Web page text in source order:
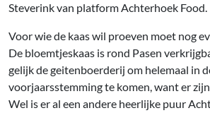
Steverink van platform Achterhoek Food.
Voor wie de kaas wil proeven moet nog
De bloemtjeskaas is rond Pasen
gelijk de geitenboerderij om helemaal in
voorjaarsstemming te komen, want er
Wel is er al een andere heerlijke puur